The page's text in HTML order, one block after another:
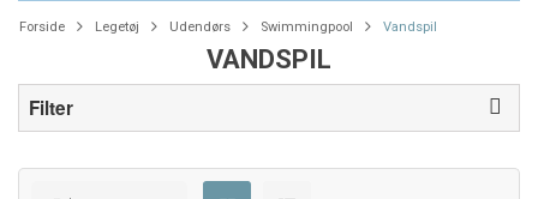
Forside Legetøj Udendørs Swimmingpool Vandspil
VANDSPIL
Filter